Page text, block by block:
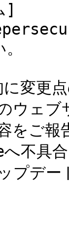
]
変更
ウェ
をご
不具
プデ